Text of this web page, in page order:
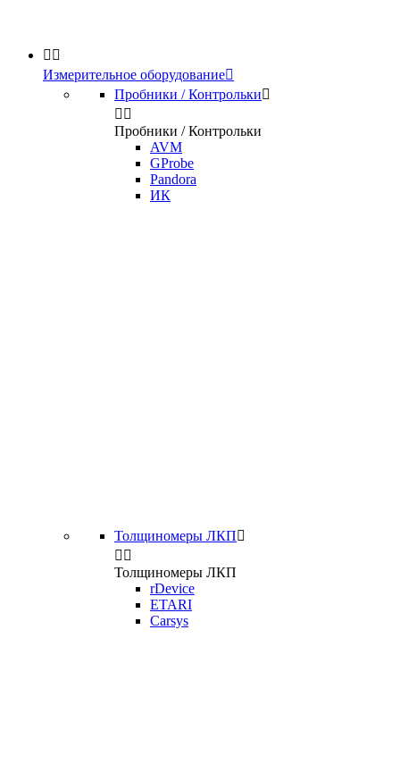
 
Измерительное оборудование
Пробники / Контрольки
 
Пробники / Контрольки
AVM
GProbe
Pandora
ИК
Толщиномеры ЛКП
 
Толщиномеры ЛКП
rDevice
ETARI
Carsys